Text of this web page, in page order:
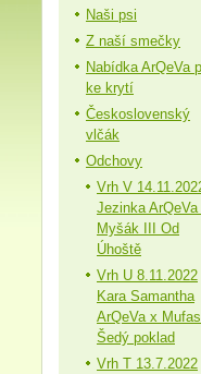
Naši psi
Z naší smečky
Nabídka ArQeVa
ke krytí
Československý
vlčák
Odchovy
Vrh V
Jezinka ArQeVa
Myšák III Od
Úhoště
Vrh U 8.11.2022
Kara Samantha
ArQeVa x
Šedý poklad
Vrh T 13.7.2022